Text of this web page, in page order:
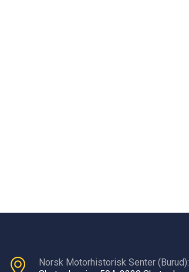
Norsk Motorhistorisk Senter (Burud):